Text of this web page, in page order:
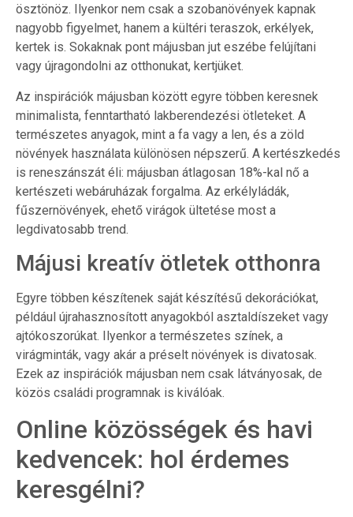
ösztönöz. Ilyenkor nem csak a szobanövények kapnak
nagyobb figyelmet, hanem a kültéri teraszok, erkélyek,
kertek is. Sokaknak pont májusban jut eszébe felújítani
vagy újragondolni az otthonukat, kertjüket.
Az inspirációk májusban között egyre többen keresnek
minimalista, fenntartható lakberendezési ötleteket. A
természetes anyagok, mint a fa vagy a len, és a zöld
növények használata különösen népszerű. A kertészkedés
is reneszánszát éli: májusban átlagosan 18%-kal nő a
kertészeti webáruházak forgalma. Az erkélyládák,
fűszernövények, ehető virágok ültetése most a
legdivatosabb trend.
Májusi kreatív ötletek otthonra
Egyre többen készítenek saját készítésű dekorációkat,
például újrahasznosított anyagokból asztaldíszeket vagy
ajtókoszorúkat. Ilyenkor a természetes színek, a
virágminták, vagy akár a préselt növények is divatosak.
Ezek az inspirációk májusban nem csak látványosak, de
közös családi programnak is kiválóak.
Online közösségek és havi
kedvencek: hol érdemes
keresgélni?